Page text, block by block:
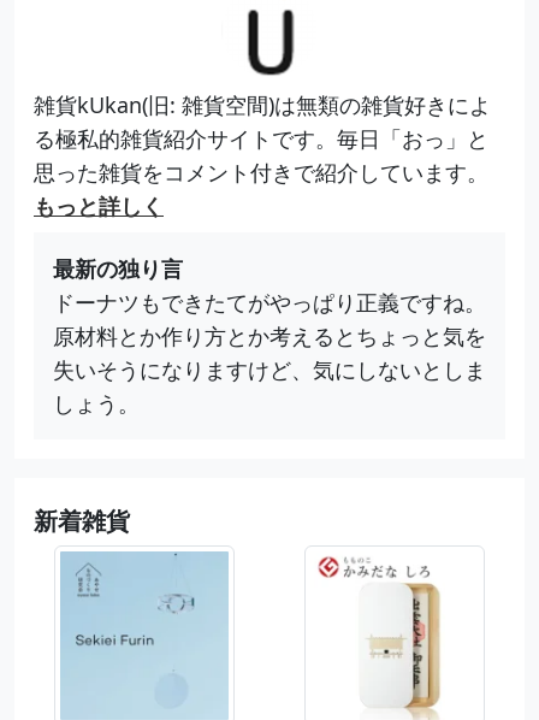
雑貨kUkan(旧: 雑貨空間)は無類の雑貨好きによ
る極私的雑貨紹介サイトです。毎日「おっ」と
思った雑貨をコメント付きで紹介しています。
もっと詳しく
最新の独り言
ドーナツもできたてがやっぱり正義ですね。
原材料とか作り方とか考えるとちょっと気を
失いそうになりますけど、気にしないとしま
しょう。
新着雑貨